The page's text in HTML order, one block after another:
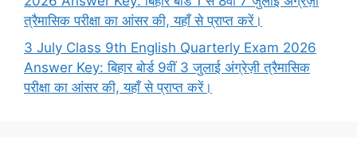
त्रैमासिक परीक्षा का आंसर की, यहाँ से प्राप्त करें।
3 July Class 9th English Quarterly Exam 2026
Answer Key: बिहार बोर्ड 9वीं 3 जुलाई अंग्रेज़ी त्रैमासिक
परीक्षा का आंसर की, यहाँ से प्राप्त करें।